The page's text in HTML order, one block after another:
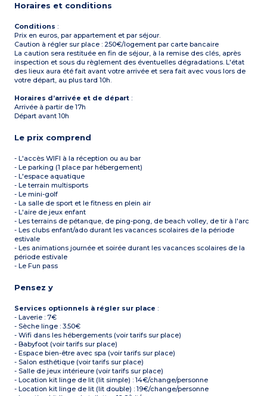
Climatisation
Horaires et conditions
Conditions :
Prix en euros, par appartement et par séjour.
Caution à régler sur place : 250€/logement par carte bancaire
La caution sera restituée en fin de séjour, à la remise des clés, après
inspection et sous du règlement des éventuelles dégradations. L'état
des lieux aura été fait avant votre arrivée et sera fait avec vous lors de
votre départ, au plus tard 10h.
Horaires d’arrivée et de départ :
Arrivée à partir de 17h
Départ avant 10h
Le prix comprend
- L'accès WIFI à la réception ou au bar
- Le parking (1 place par hébergement)
- L'espace aquatique
- Le terrain multisports
- Le mini-golf
- La salle de sport et le fitness en plein air
- L'aire de jeux enfant
- Les terrains de pétanque, de ping-pong, de beach volley, de tir à l'arc
- Les clubs enfant/ado durant les vacances scolaires de la période
estivale
- Les animations journée et soirée durant les vacances scolaires de la
période estivale
- Le Fun pass
Pensez y
Services optionnels à régler sur place :
- Laverie : 7€
- Sèche linge : 3.50€
- Wifi dans les hébergements (voir tarifs sur place)
- Babyfoot (voir tarifs sur place)
- Espace bien-être avec spa (voir tarifs sur place)
- Salon esthétique (voir tarifs sur place)
- Salle de jeux intérieure (voir tarifs sur place)
- Location kit linge de lit (lit simple) : 14€/change/personne
- Location kit linge de lit (lit double) : 19€/change/personne